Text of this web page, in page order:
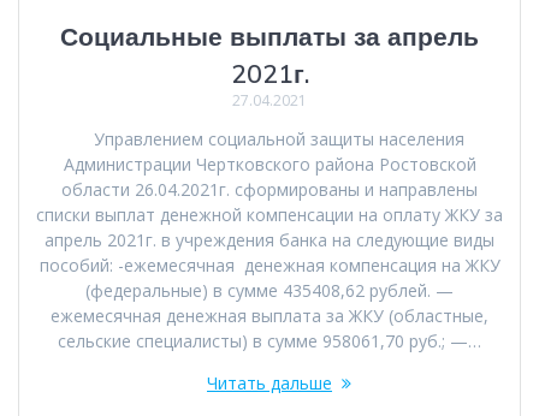
Социальные выплаты за апрель
2021г.
27.04.2021
Управлением социальной защиты населения
Администрации Чертковского района Ростовской
области 26.04.2021г. сформированы и направлены
списки выплат денежной компенсации на оплату ЖКУ за
апрель 2021г. в учреждения банка на следующие виды
пособий: -ежемесячная денежная компенсация на ЖКУ
(федеральные) в сумме 435408,62 рублей. —
ежемесячная денежная выплата за ЖКУ (областные,
сельские специалисты) в сумме 958061,70 руб.; —…
Читать дальше